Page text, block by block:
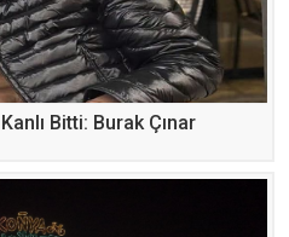
Bitti: Burak Çınar